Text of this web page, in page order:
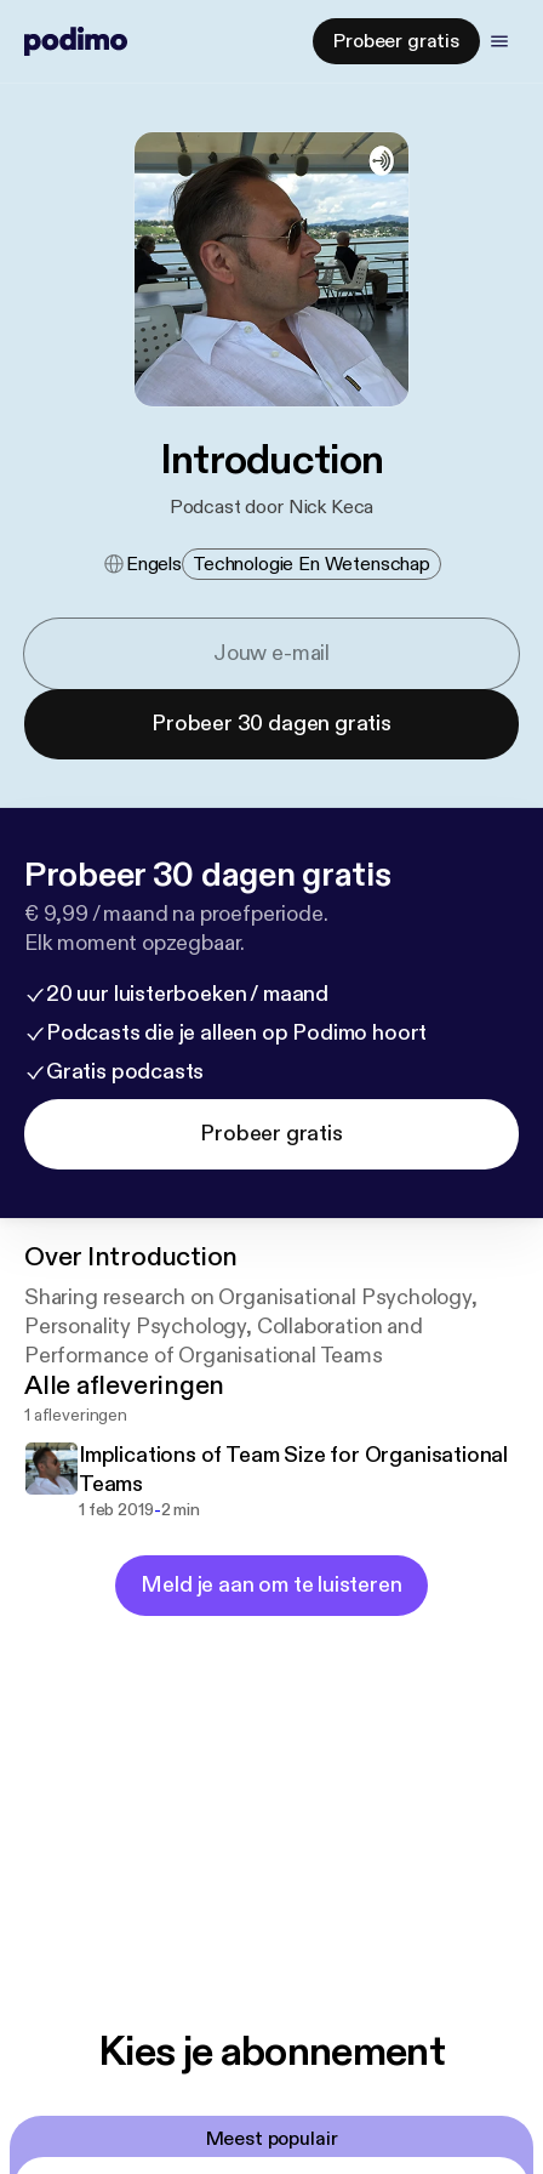
Probeer gratis
Introduction
Podcast door Nick Keca
Engels Technologie En Wetenschap
Probeer 30 dagen gratis
Probeer 30 dagen gratis
€ 9,99 / maand na proefperiode.
Elk moment opzegbaar.
20 uur luisterboeken / maand
Podcasts die je alleen op Podimo hoort
Gratis podcasts
Probeer gratis
Over Introduction
Sharing research on Organisational Psychology,
Personality Psychology, Collaboration and
Performance of Organisational Teams
Alle afleveringen
1 afleveringen
Implications of Team Size for Organisational
Teams
1 feb 2019-2 min
Meld je aan om te luisteren
Kies je abonnement
Meest populair